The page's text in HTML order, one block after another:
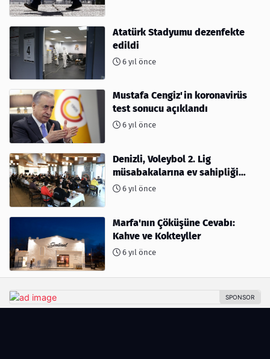
Atatürk Stadyumu dezenfekte
edildi
6 yıl önce
Mustafa Cengiz'in koronavirüs
test sonucu açıklandı
6 yıl önce
Denizli, Voleybol 2. Lig
müsabakalarına ev sahipliği
yapıyor
6 yıl önce
Marfa'nın Çöküşüne Cevabı:
Kahve ve Kokteyller
6 yıl önce